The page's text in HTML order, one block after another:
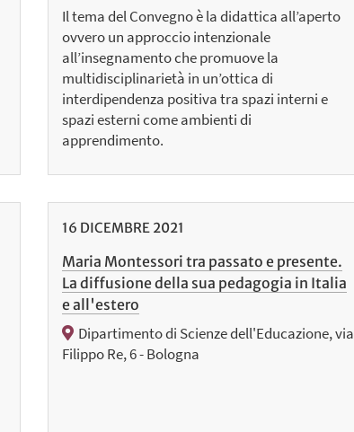
Il tema del Convegno è la didattica all’aperto
ovvero un approccio intenzionale
all’insegnamento che promuove la
multidisciplinarietà in un’ottica di
interdipendenza positiva tra spazi interni e
spazi esterni come ambienti di
apprendimento.
16 DICEMBRE 2021
Maria Montessori tra passato e presente.
La diffusione della sua pedagogia in Italia
e all'estero
Dipartimento di Scienze dell'Educazione, via
Filippo Re, 6 - Bologna